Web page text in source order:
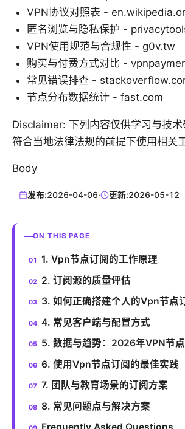
VPN协议对照表 -
匿名浏览与隐私保护 -
VPN使用规范与合规性 - g0v.tw
购买与付费方式对比 -
常见错误排查 -
节点分布数据统计 - fast.com
Disclaimer: 下列内容仅供学习与技
符合当地法律法规的前提下使用相关
Body
发布:2026-04-06· 更新:2026-05-12
ON THIS PAGE
1. Vpn节点订阅的工作原理
2. 订阅源的质量评估
3. 如何正确搭建个人的Vpn节点
4. 常见客户端与配置方式
5. 数据与趋势：2026年VPN节
6. 使用Vpn节点订阅的最佳实践
7. 团队与教育场景的订阅方案
8. 常见问题点与解决方案